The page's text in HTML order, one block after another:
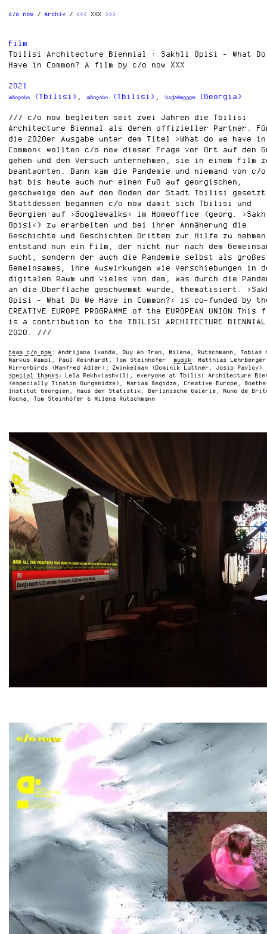
c/o now Archiv <<< XXX >>>
Film
Tbilisi Architecture Biennial : Sakhli Opisi - What Do
Have in Common? A film by c/o now XXX
2021
თბილისი (Tbilisi) , თბილისი (Tbilisi) , საქართველო (Georgia)
c/o now begleiten seit zwei Jahren die Tbilisi
Architecture Biennal als deren offizieller Partner.
die 2020er Ausgabe unter dem Titel ›What do we have in
Common‹ wollten c/o now dieser Frage vor Ort auf den
gehen und den Versuch unternehmen, sie in einem Film
beantworten. Dann kam die Pandemie und niemand von c/o
hat bis heute auch nur einen Fuß auf georgischen,
geschweige den auf den Boden der Stadt Tbilisi
Stattdessen begannen c/o now damit sich Tbilisi und
Georgien auf ›Googlewalks‹ im Homeoffice (georg.
Opisi‹) zu erarbeiten und bei ihrer Annäherung die
Geschichte und Geschichten Dritten zur Hilfe zu
entstand nun ein Film, der nicht nur nach dem
sucht, sondern der auch die Pandemie selbst als großes
Gemeinsames, ihre Auswirkungen wie Verschiebungen in
digitalen Raum und vieles von dem, was durch die
an die Oberfläche geschwemmt wurde, thematisiert.
Opisi - What Do We Have in Common?‹ is co-funded by
CREATIVE EUROPE PROGRAMME of the EUROPEAN UNION This
is a contribution to the TBILISI ARCHITECTURE BIENNIAL
2020.
team c/o now
Andrijana Ivanda, Duy An Tran, Milena, Rutschmann, Tobias
Markus Rampl, Paul Reinhardt, Tom Steinhöfer
musik
Matthias
Mirrorbirds (Manfred Adler); Zwinkelman (Dominik Luttner, Josip Pavlov)
special thanks
Lela Rekhviashvili, everyone at Tbilisi Architecture
(especially Tinatin Gurgenidze), Mariam Gegidze, Creative Europe,
Institut Georgien, Haus der Statistik, Berlinische Galerie, Nuno de
Rocha, Tom Steinhöfer & Milena Rutschmann